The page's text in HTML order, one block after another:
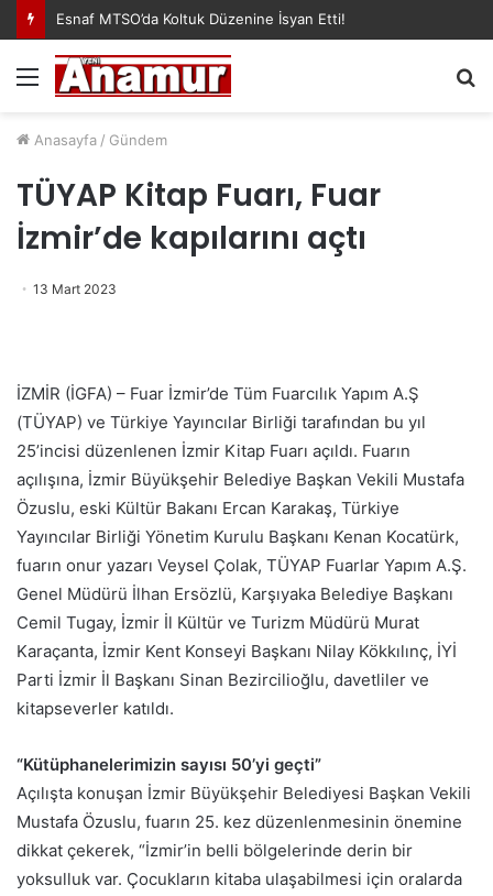
Esnaf MTSO’da Koltuk Düzenine İsyan Etti!
Menü
Anasayfa / Gündem
TÜYAP Kitap Fuarı, Fuar
İzmir’de kapılarını açtı
13 Mart 2023
İZMİR (İGFA) – Fuar İzmir’de Tüm Fuarcılık Yapım A.Ş
(TÜYAP) ve Türkiye Yayıncılar Birliği tarafından bu yıl
25’incisi düzenlenen İzmir Kitap Fuarı açıldı. Fuarın
açılışına, İzmir Büyükşehir Belediye Başkan Vekili Mustafa
Özuslu, eski Kültür Bakanı Ercan Karakaş, Türkiye
Yayıncılar Birliği Yönetim Kurulu Başkanı Kenan Kocatürk,
fuarın onur yazarı Veysel Çolak, TÜYAP Fuarlar Yapım A.Ş.
Genel Müdürü İlhan Ersözlü, Karşıyaka Belediye Başkanı
Cemil Tugay, İzmir İl Kültür ve Turizm Müdürü Murat
Karaçanta, İzmir Kent Konseyi Başkanı Nilay Kökkılınç, İYİ
Parti İzmir İl Başkanı Sinan Bezircilioğlu, davetliler ve
kitapseverler katıldı.
“Kütüphanelerimizin sayısı 50’yi geçti”
Açılışta konuşan İzmir Büyükşehir Belediyesi Başkan Vekili
Mustafa Özuslu, fuarın 25. kez düzenlenmesinin önemine
dikkat çekerek, “İzmir’in belli bölgelerinde derin bir
yoksulluk var. Çocukların kitaba ulaşabilmesi için oralarda